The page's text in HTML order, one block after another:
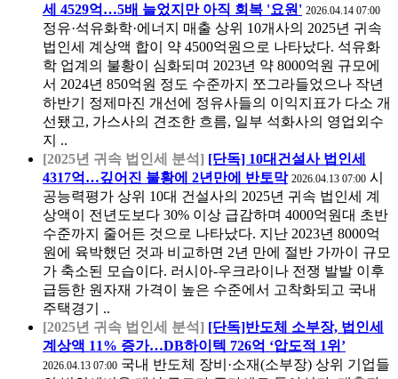
세 4529억…5배 늘었지만 아직 회복 '요원' 2026.04.14 07:00
정유·석유화학·에너지 매출 상위 10개사의 2025년 귀속
법인세 계상액 합이 약 4500억원으로 나타났다. 석유화
학 업계의 불황이 심화되며 2023년 약 8000억원 규모에
서 2024년 850억원 정도 수준까지 쪼그라들었으나 작년
하반기 정제마진 개선에 정유사들의 이익지표가 다소 개
선됐고, 가스사의 견조한 흐름, 일부 석화사의 영업외수
지 ..
[2025년 귀속 법인세 분석] [단독] 10대건설사 법인세
4317억…깊어진 불황에 2년만에 반토막 2026.04.13 07:00 시
공능력평가 상위 10대 건설사의 2025년 귀속 법인세 계
상액이 전년도보다 30% 이상 급감하며 4000억원대 초반
수준까지 줄어든 것으로 나타났다. 지난 2023년 8000억
원에 육박했던 것과 비교하면 2년 만에 절반 가까이 규모
가 축소된 모습이다. 러시아-우크라이나 전쟁 발발 이후
급등한 원자재 가격이 높은 수준에서 고착화되고 국내
주택경기 ..
[2025년 귀속 법인세 분석] [단독]반도체 소부장, 법인세
계상액 11% 증가…DB하이텍 726억 ‘압도적 1위’
2026.04.13 07:00 국내 반도체 장비·소재(소부장) 상위 기업들